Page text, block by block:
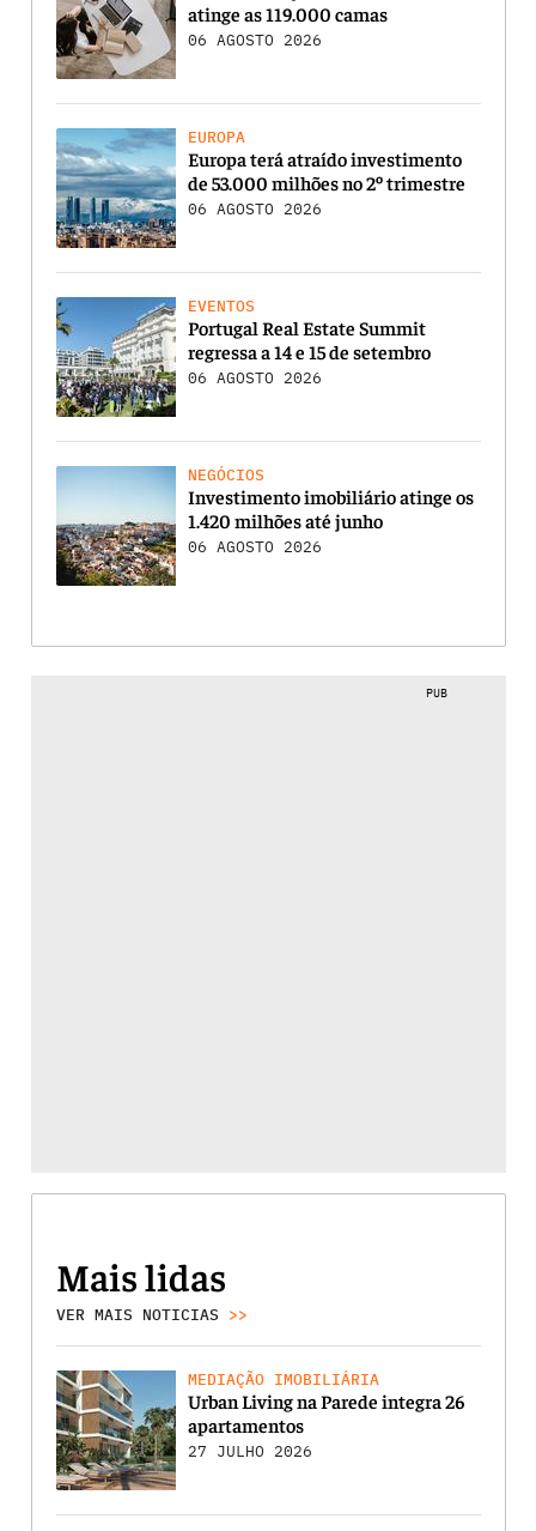
atinge as 119.000 camas
06 AGOSTO 2026
EUROPA
Europa terá atraído investimento
de 53.000 milhões no 2º trimestre
06 AGOSTO 2026
EVENTOS
Portugal Real Estate Summit
regressa a 14 e 15 de setembro
06 AGOSTO 2026
NEGÓCIOS
Investimento imobiliário atinge os
1.420 milhões até junho
06 AGOSTO 2026
PUB
Mais lidas
VER MAIS NOTICIAS >>
MEDIAÇÃO IMOBILIÁRIA
Urban Living na Parede integra 26
apartamentos
27 JULHO 2026